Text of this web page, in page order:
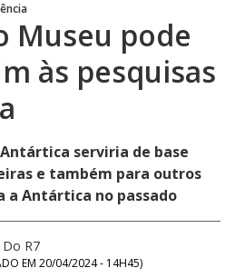
Museu pode
às pesquisas
serviria de base
e também para outros
a Antártica no passado
Do R7
EM 20/04/2024 - 14H45)